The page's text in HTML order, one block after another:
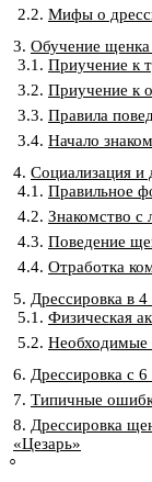
Мифы о
Обучение
Приучение к
Приучение к
Правила
Начало
Социализация и
Правильное
Знакомство с
Поведение
Отработка
Дрессировка в
Физическая
Необходимые
Дрессировка с 6
Типичные
Дрессировка
«Цезарь»